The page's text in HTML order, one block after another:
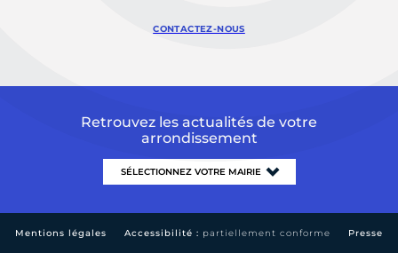
CONTACTEZ-NOUS
Retrouvez les actualités de votre
arrondissement
Mentions légales Accessibilité : partiellement conforme Presse